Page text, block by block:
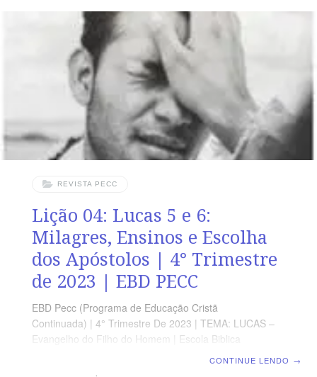
alunos e mestres, inclusive o número de páginas.
ORIENTAÇÃO PEDAGÓGICA Em Lucas 7 e 8 há 50 e
56 versos, respectivamente. Sugerimos começar a aula
lendo, com todos os presentes, Lucas 7. 1-17 (5 a 7
REVISTA PECC
Lição 04: Lucas 5 e 6:
Milagres, Ensinos e Escolha
dos Apóstolos | 4° Trimestre
de 2023 | EBD PECC
EBD Pecc (Programa de Educação Cristã
Continuada) | 4° Trimestre De 2023 | TEMA: LUCAS –
Evangelho do Filho do Homem | Escola Biblica
CONTINUE LENDO →